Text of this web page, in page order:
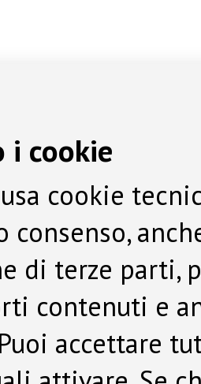
i cookie
cookie
consenso,
di terze parti,
contenuti e
accettare